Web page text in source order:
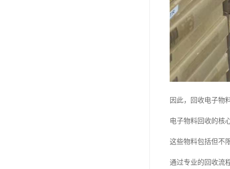
因此，回收电子物
电子物料回收的核
这些物料包括但不
通过专业的回收流